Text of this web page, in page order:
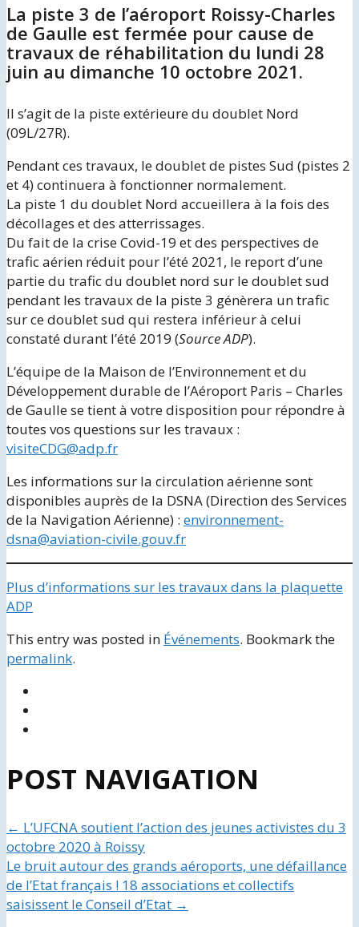
La piste 3 de l’aéroport Roissy-Charles
de Gaulle est fermée pour cause de
travaux de réhabilitation du lundi 28
juin au dimanche 10 octobre 2021.
Il s’agit de la piste extérieure du doublet Nord
(09L/27R).
Pendant ces travaux, le doublet de pistes Sud (pistes 2
et 4) continuera à fonctionner normalement.
La piste 1 du doublet Nord accueillera à la fois des
décollages et des atterrissages.
Du fait de la crise Covid-19 et des perspectives de
trafic aérien réduit pour l’été 2021, le report d’une
partie du trafic du doublet nord sur le doublet sud
pendant les travaux de la piste 3 génèrera un trafic
sur ce doublet sud qui restera inférieur à celui
constaté durant l’été 2019 (Source ADP).
L’équipe de la Maison de l’Environnement et du
Développement durable de l’Aéroport Paris – Charles
de Gaulle se tient à votre disposition pour répondre à
toutes vos questions sur les travaux :
visiteCDG@adp.fr
Les informations sur la circulation aérienne sont
disponibles auprès de la DSNA (Direction des Services
de la Navigation Aérienne) : environnement-
dsna@aviation-civile.gouv.fr
Plus d’informations sur les travaux dans la plaquette
ADP
This entry was posted in Événements. Bookmark the
permalink.
POST NAVIGATION
← L’UFCNA soutient l’action des jeunes activistes du 3
octobre 2020 à Roissy
Le bruit autour des grands aéroports, une défaillance
de l’Etat français ! 18 associations et collectifs
saisissent le Conseil d’Etat →